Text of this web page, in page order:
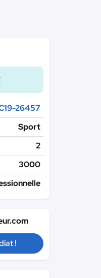
26457
Sport
2
3000
!